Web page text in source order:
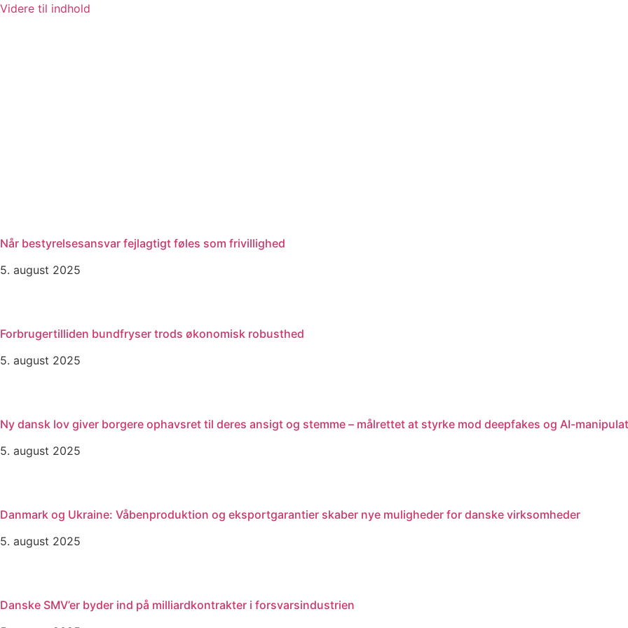
Videre til indhold
Når bestyrelsesansvar fejlagtigt føles som frivillighed
5. august 2025
Forbrugertilliden bundfryser trods økonomisk robusthed
5. august 2025
Ny dansk lov giver borgere ophavsret til deres ansigt og stemme – målrettet at styrke mod deepfakes og AI-
5. august 2025
Danmark og Ukraine: Våbenproduktion og eksportgarantier skaber nye muligheder for danske virksomheder
5. august 2025
Danske SMV’er byder ind på milliardkontrakter i forsvarsindustrien